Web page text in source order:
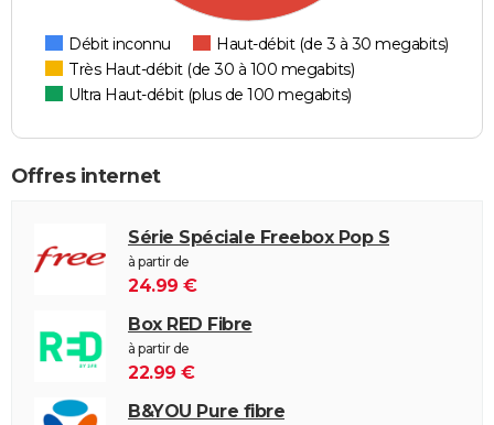
Débit inconnu
Haut-débit (de 3 à 30 megabits)
Très Haut-débit (de 30 à 100 megabits)
Ultra Haut-débit (plus de 100 megabits)
Offres internet
Série Spéciale Freebox Pop S
à partir de
24.99 €
Box RED Fibre
à partir de
22.99 €
B&YOU Pure fibre